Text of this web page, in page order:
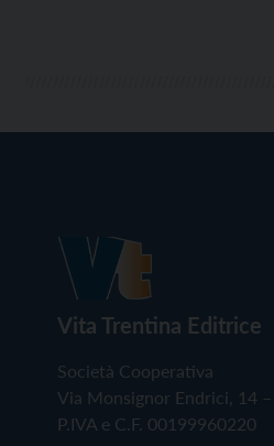
Vita Trentina Editrice
Società Cooperativa
Via Monsignor Endrici, 14
P.IVA e C.F. 00199960220